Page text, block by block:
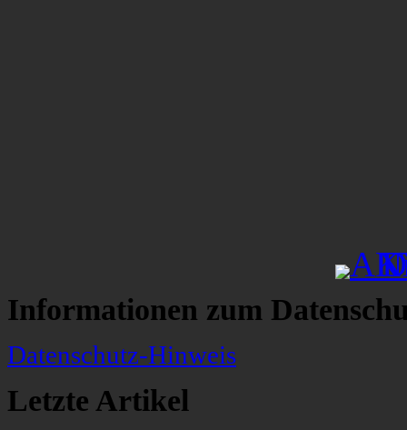
Informationen zum
Datenschutz-Hinweis
Letzte Artikel